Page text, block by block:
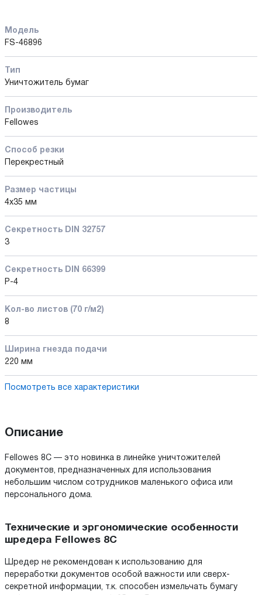
Модель
FS-46896
Тип
Уничтожитель бумаг
Производитель
Fellowes
Способ резки
Перекрестный
Размер частицы
4x35 мм
Секретность DIN 32757
3
Секретность DIN 66399
P-4
Кол-во листов (70 г/м2)
8
Ширина гнезда подачи
220 мм
Посмотреть все характеристики
Описание
Fellowes 8C — это новинка в линейке уничтожителей
документов, предназначенных для использования
небольшим числом сотрудников маленького офиса или
персонального дома.
Технические и эргономические особенности
шредера Fellowes 8C
Шредер не рекомендован к использованию для
переработки документов особой важности или сверх-
секретной информации, т.к. способен измельчать бумагу